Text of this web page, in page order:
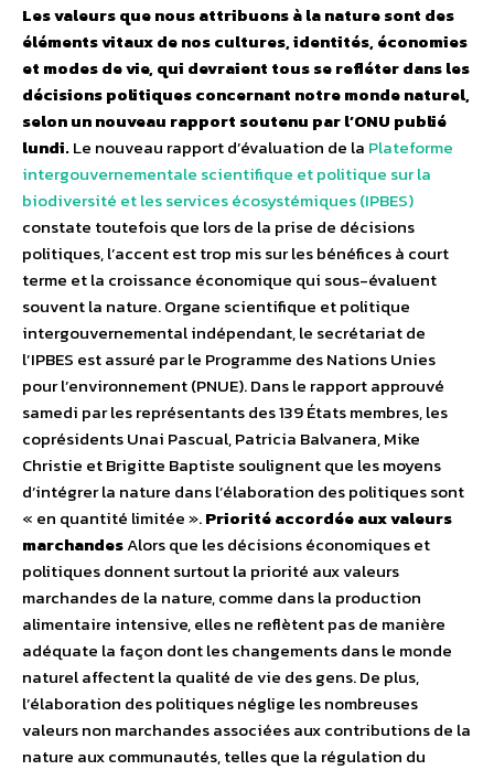
Les valeurs que nous attribuons à la nature sont des
éléments vitaux de nos cultures, identités, économies
et modes de vie, qui devraient tous se refléter dans les
décisions politiques concernant notre monde naturel,
selon un nouveau rapport soutenu par l’ONU publié
lundi.Le nouveau rapport d’évaluation de la Plateforme
intergouvernementale scientifique et politique sur la
biodiversité et les services écosystémiques (IPBES)
constate toutefois que lors de la prise de décisions
politiques, l’accent est trop mis sur les bénéfices à court
terme et la croissance économique qui sous-évaluent
souvent la nature. Organe scientifique et politique
intergouvernemental indépendant, le secrétariat de
l’IPBES est assuré par le Programme des Nations Unies
pour l’environnement (PNUE). Dans le rapport approuvé
samedi par les représentants des 139 États membres, les
coprésidents Unai Pascual, Patricia Balvanera, Mike
Christie et Brigitte Baptiste soulignent que les moyens
d’intégrer la nature dans l’élaboration des politiques sont
« en quantité limitée ».Priorité accordée aux valeurs
marchandesAlors que les décisions économiques et
politiques donnent surtout la priorité aux valeurs
marchandes de la nature, comme dans la production
alimentaire intensive, elles ne reflètent pas de manière
adéquate la façon dont les changements dans le monde
naturel affectent la qualité de vie des gens. De plus,
l’élaboration des politiques néglige les nombreuses
valeurs non marchandes associées aux contributions de la
nature aux communautés, telles que la régulation du